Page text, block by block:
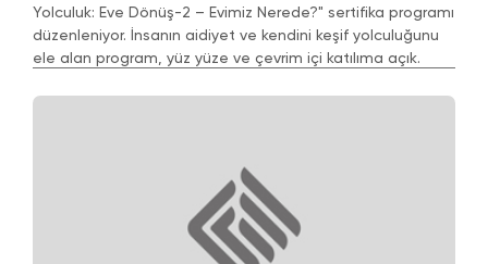
Yolculuk: Eve Dönüş-2 – Evimiz Nerede?" sertifika programı
düzenleniyor. İnsanın aidiyet ve kendini keşif yolculuğunu
ele alan program, yüz yüze ve çevrim içi katılıma açık.